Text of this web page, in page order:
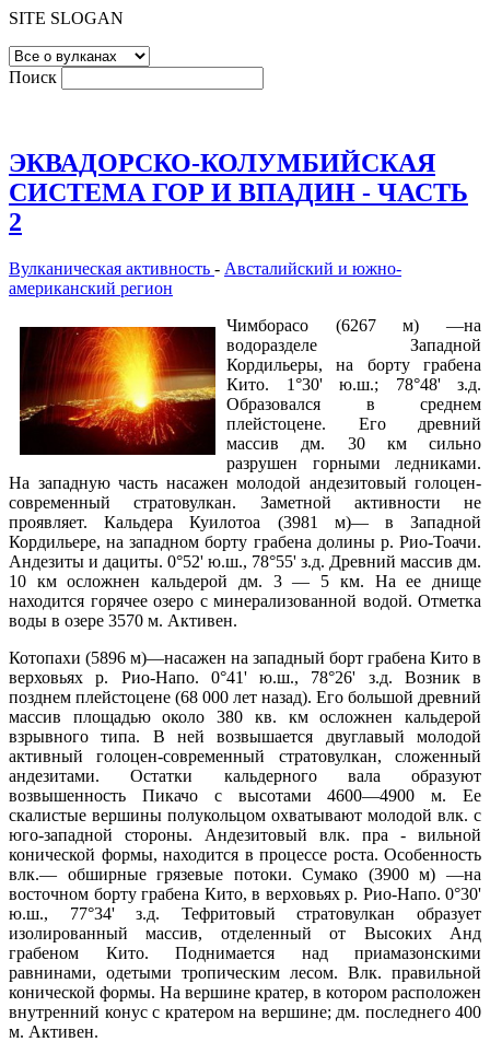
SITE SLOGAN
Поиск
ЭКВАДОРСКО-КОЛУМБИЙСКАЯ
СИСТЕМА ГОР И ВПАДИН - ЧАСТЬ
2
Вулканическая активность - Австалийский и южно-
американский регион
Чимборасо (6267 м) —на
водоразделе Западной
Кордильеры, на борту грабена
Кито. 1°30' ю.ш.; 78°48' з.д.
Образовался в среднем
плейстоцене. Его древний
массив дм. 30 км сильно
разрушен горными ледниками.
На западную часть насажен молодой андезитовый голоцен-
современный стратовулкан. Заметной активности не
проявляет. Кальдера Куилотоа (3981 м)— в Западной
Кордильере, на западном борту грабена долины р. Рио-Тоачи.
Андезиты и дациты. 0°52' ю.ш., 78°55' з.д. Древний массив дм.
10 км осложнен кальдерой дм. 3 — 5 км. На ее днище
находится горячее озеро с минерализованной водой. Отметка
воды в озере 3570 м. Активен.
Котопахи (5896 м)—насажен на западный борт грабена Кито в
верховьях р. Рио-Напо. 0°41' ю.ш., 78°26' з.д. Возник в
позднем плейстоцене (68 000 лет назад). Его большой древний
массив площадью около 380 кв. км осложнен кальдерой
взрывного типа. В ней возвышается двуглавый молодой
активный голоцен-современный стратовулкан, сложенный
андезитами. Остатки кальдерного вала образуют
возвышенность Пикачо с высотами 4600—4900 м. Ее
скалистые вершины полукольцом охватывают молодой влк. с
юго-западной стороны. Андезитовый влк. пра - вильной
конической формы, находится в процессе роста. Особенность
влк.— обширные грязевые потоки. Сумако (3900 м) —на
восточном борту грабена Кито, в верховьях р. Рио-Напо. 0°30'
ю.ш., 77°34' з.д. Тефритовый стратовулкан образует
изолированный массив, отделенный от Высоких Анд
грабеном Кито. Поднимается над приамазонскими
равнинами, одетыми тропическим лесом. Влк. правильной
конической формы. На вершине кратер, в котором расположен
внутренний конус с кратером на вершине; дм. последнего 400
м. Активен.